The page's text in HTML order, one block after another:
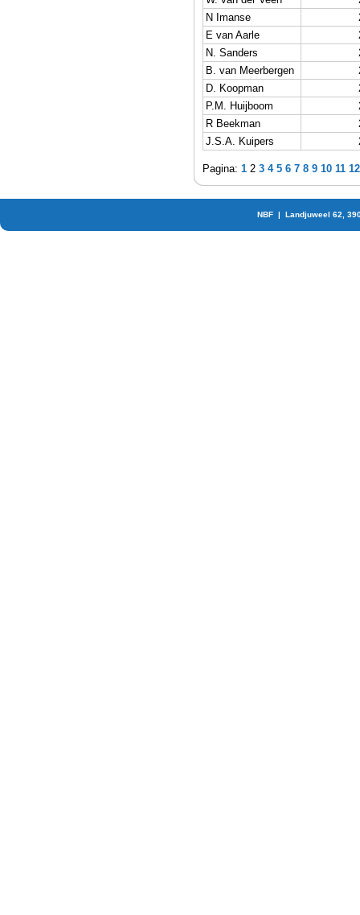
N Imanse
E van Aarle
N. Sanders
B. van Meerbergen
D. Koopman
P.M. Huijboom
R Beekman
J.S.A. Kuipers
Pagina: 1 2 3 4 5 6 7 8 9 10 11 12
NBF | Landjuweel 62,